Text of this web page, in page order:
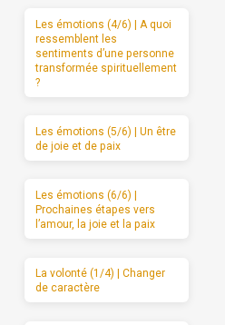
Les émotions (4/6) | A quoi
ressemblent les
sentiments d’une personne
transformée spirituellement
?
Les émotions (5/6) | Un être
de joie et de paix
Les émotions (6/6) |
Prochaines étapes vers
l’amour, la joie et la paix
La volonté (1/4) | Changer
de caractère